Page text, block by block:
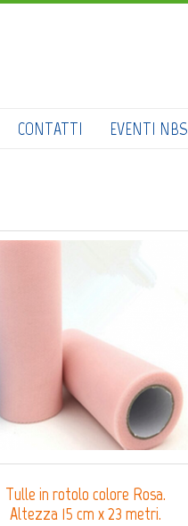
CONTATTI EVENTI NBS
Tulle in rotolo colore Rosa.
Altezza 15 cm x 23 metri.